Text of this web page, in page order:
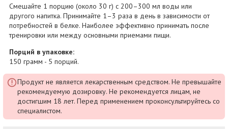
Смешайте 1 порцию (около 30 г) с 200–300 мл воды или
другого напитка. Принимайте 1–3 раза в день в зависимости от
потребностей в белке. Наиболее эффективно принимать после
тренировки или между основными приемами пищи.
Порций в упаковке:
150 грамм - 5 порций.
Продукт не является лекарственным средством. Не превышайте
рекомендуемую дозировку. Не рекомендуется лицам, не
достигшим 18 лет. Перед применением проконсультируйтесь со
специалистом.